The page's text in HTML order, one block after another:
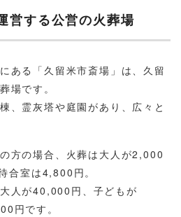
営する公営の火葬場
ある「久留米市斎場」は、久留
場です。
、霊灰塔や庭園があり、広々と
方の場合、火葬は大人が2,000
合室は4,800円。
人が40,000円、子どもが
円です。